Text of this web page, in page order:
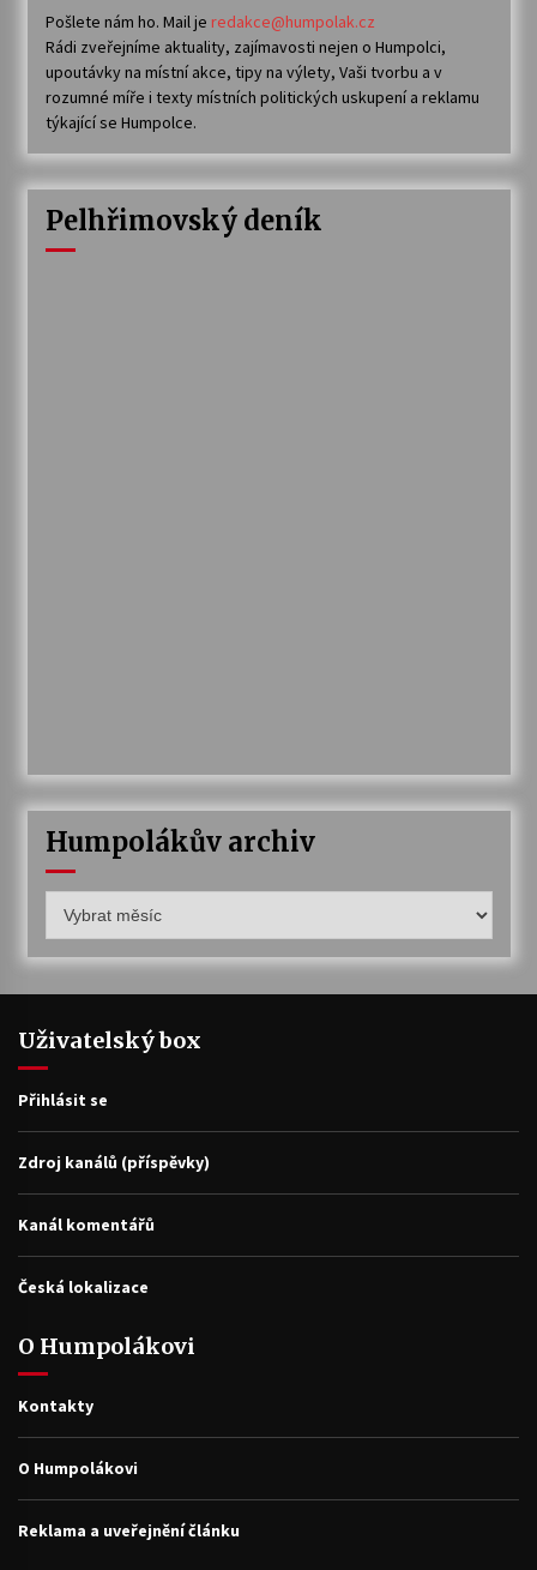
Pošlete nám ho. Mail je redakce@humpolak.cz
Rádi zveřejníme aktuality, zajímavosti nejen o Humpolci,
upoutávky na místní akce, tipy na výlety, Vaši tvorbu a v
rozumné míře i texty místních politických uskupení a reklamu
týkající se Humpolce.
Pelhřimovský deník
Humpolákův archiv
archiv
Uživatelský box
Přihlásit se
Zdroj kanálů (příspěvky)
Kanál komentářů
Česká lokalizace
O Humpolákovi
Kontakty
O Humpolákovi
Reklama a uveřejnění článku